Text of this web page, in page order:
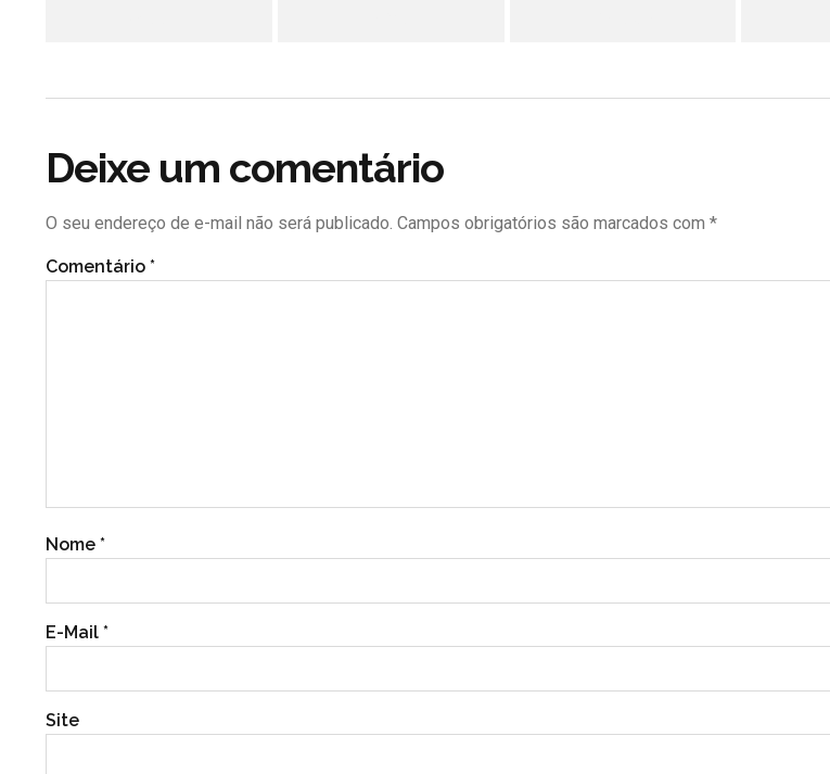
Deixe um comentário
O seu endereço de e-mail não será publicado. Campos obrigatórios são marcados com *
Comentário *
Nome *
E-Mail *
Site